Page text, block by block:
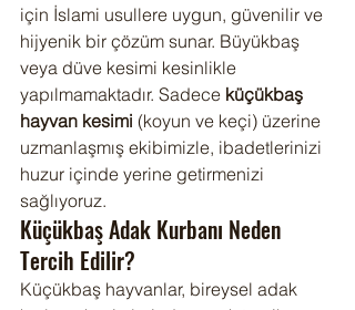
için İslami usullere uygun, güvenilir ve
hijyenik bir çözüm sunar. Büyükbaş
veya düve kesimi kesinlikle
yapılmamaktadır. Sadece küçükbaş
hayvan kesimi (koyun ve keçi) üzerine
uzmanlaşmış ekibimizle, ibadetlerinizi
huzur içinde yerine getirmenizi
sağlıyoruz.
Küçükbaş Adak Kurbanı Neden
Tercih Edilir?
Küçükbaş hayvanlar, bireysel adak